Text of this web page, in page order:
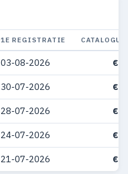
1E REGISTRATIE
03-08-2026 €
30-07-2026 €
28-07-2026 €
24-07-2026 €
21-07-2026 €